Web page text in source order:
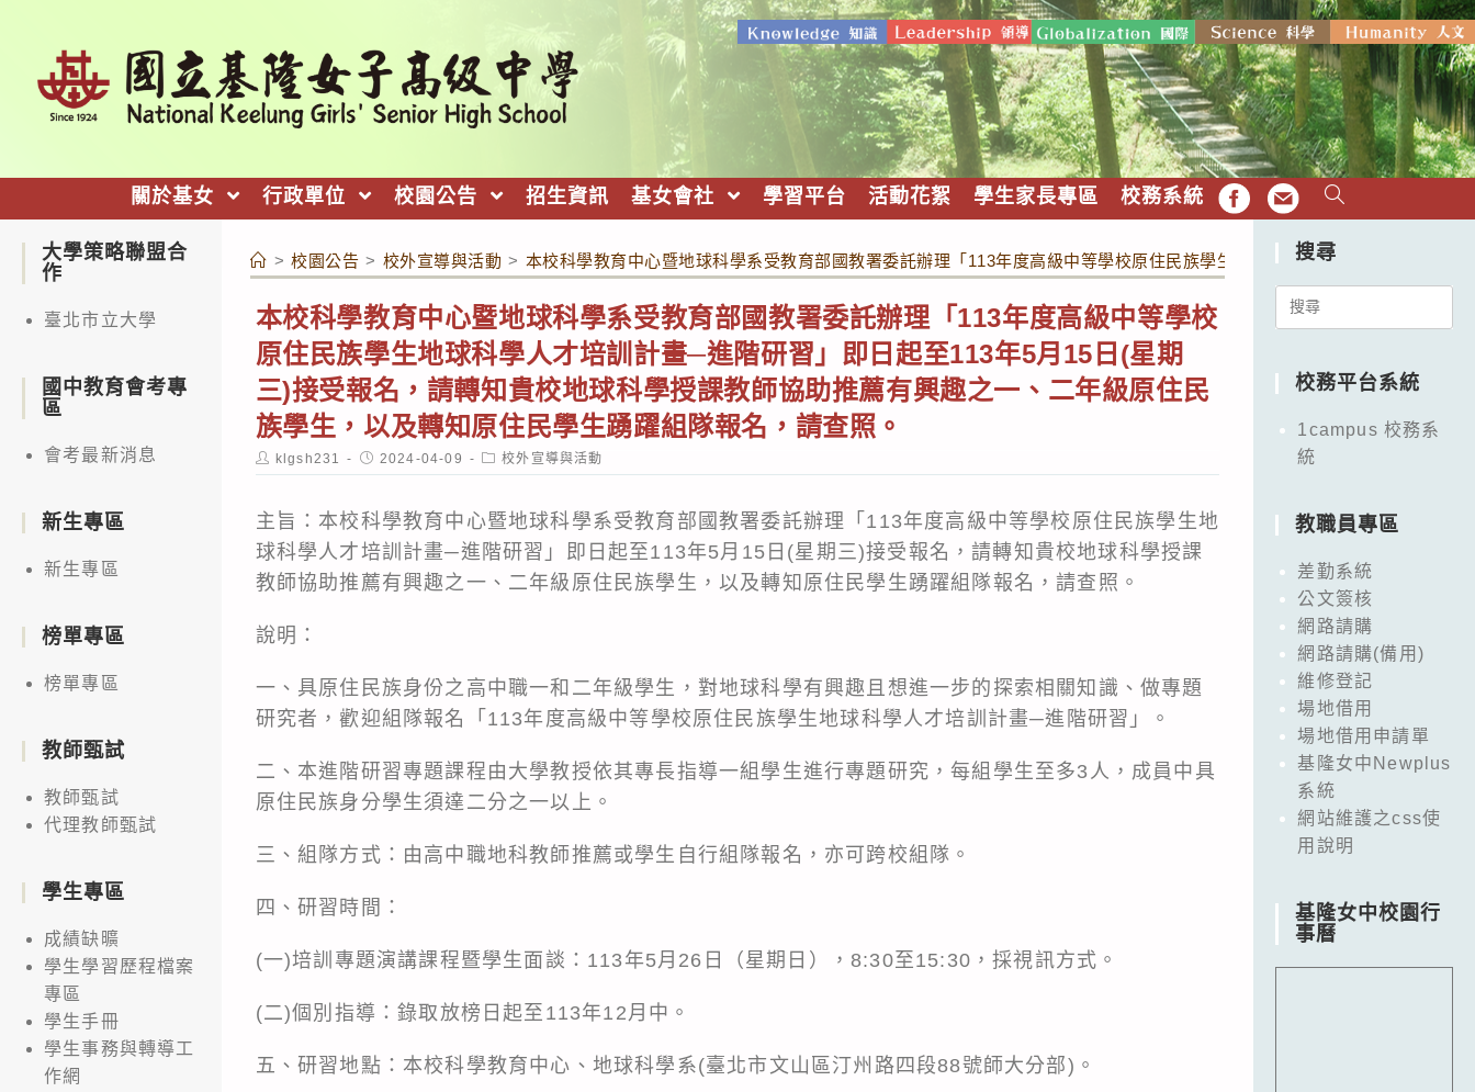
關於基女 行政單位 校園公告 招生資訊 基女會社 學習平台 活動花絮 學生家長專區 校務系統 FB EMAIL
> 校園公告 > 校外宣導與活動 > 本校科學教育中心暨地球科學系受教育部國教署委託辦理「113年度高級中等學校原住民族學生地球科學人才培訓計畫─進階
本校科學教育中心暨地球科學系受教育部國教署委託辦理「113年度高級中等學校
原住民族學生地球科學人才培訓計畫─進階研習」即日起至113年5月15日(星期
三)接受報名，請轉知貴校地球科學授課教師協助推薦有興趣之一、二年級原住民
族學生，以及轉知原住民學生踴躍組隊報名，請查照。
Post
author:
klgsh231
Post
published:
2024-04-09
Post
category:
校外宣導與活動
主旨：本校科學教育中心暨地球科學系受教育部國教署委託辦理「113年度高級中等學校原住民族學生地
球科學人才培訓計畫─進階研習」即日起至113年5月15日(星期三)接受報名，請轉知貴校地球科學授課
教師協助推薦有興趣之一、二年級原住民族學生，以及轉知原住民學生踴躍組隊報名，請查照。
說明：
一、具原住民族身份之高中職一和二年級學生，對地球科學有興趣且想進一步的探索相關知識、做專題
研究者，歡迎組隊報名「113年度高級中等學校原住民族學生地球科學人才培訓計畫─進階研習」。
二、本進階研習專題課程由大學教授依其專長指導一組學生進行專題研究，每組學生至多3人，成員中具
原住民族身分學生須達二分之一以上。
三、組隊方式：由高中職地科教師推薦或學生自行組隊報名，亦可跨校組隊。
四、研習時間：
(一)培訓專題演講課程暨學生面談：113年5月26日（星期日），8:30至15:30，採視訊方式。
(二)個別指導：錄取放榜日起至113年12月中。
五、研習地點：本校科學教育中心、地球科學系(臺北市文山區汀州路四段88號師大分部)。
大學策略聯盟合
作
臺北市立大學
國中教育會考專
區
會考最新消息
新生專區
新生專區
榜單專區
榜單專區
教師甄試
教師甄試
代理教師甄試
學生專區
成績缺曠
學生學習歷程檔案
專區
學生手冊
學生事務與轉導工
作網
搜尋
Search
校務平台系統
1campus 校務系
統
教職員專區
差勤系統
公文簽核
網路請購
網路請購(備用)
維修登記
場地借用
場地借用申請單
基隆女中Newplus
系統
網站維護之css使
用說明
基隆女中校園行
事曆